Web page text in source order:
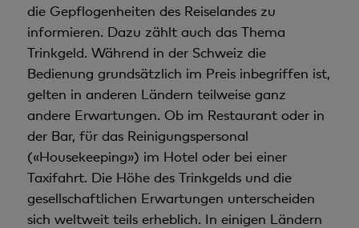
die Gepflogenheiten des Reiselandes zu
informieren. Dazu zählt auch das Thema
Trinkgeld. Während in der Schweiz die
Bedienung grundsätzlich im Preis inbegriffen ist,
gelten in anderen Ländern teilweise ganz
andere Erwartungen. Ob im Restaurant oder in
der Bar, für das Reinigungspersonal
(«Housekeeping») im Hotel oder bei einer
Taxifahrt. Die Höhe des Trinkgelds und die
gesellschaftlichen Erwartungen unterscheiden
sich weltweit teils erheblich. In einigen Ländern